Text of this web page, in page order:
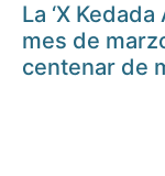
La ‘X
mes de
centenar de